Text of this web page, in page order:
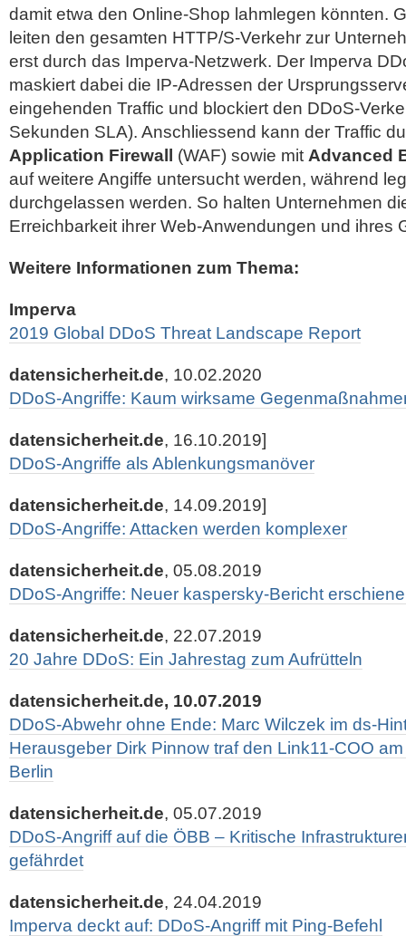
damit etwa den Online-Shop lahmlegen könnten.
leiten den gesamten HTTP/S-Verkehr zur
erst durch das Imperva-Netzwerk. Der Imperva
maskiert dabei die IP-Adressen der
eingehenden Traffic und blockiert den DDoS-
Sekunden SLA). Anschliessend kann der Traffic
Application Firewall
(WAF) sowie mit Advanced
auf weitere Angiffe untersucht werden, während
durchgelassen werden. So halten Unternehmen
Erreichbarkeit ihrer Web-Anwendungen und ihres
Weitere Informationen zum Thema:
Imperva
2019 Global DDoS Threat Landscape Report
datensicherheit.de, 10.02.2020
DDoS-Angriffe: Kaum wirksame
datensicherheit.de, 16.10.2019]
DDoS-Angriffe als Ablenkungsmanöver
datensicherheit.de, 14.09.2019]
DDoS-Angriffe: Attacken werden komplexer
datensicherheit.de, 05.08.2019
DDoS-Angriffe: Neuer kaspersky-Bericht
datensicherheit.de, 22.07.2019
20 Jahre DDoS: Ein Jahrestag zum Aufrütteln
datensicherheit.de, 10.07.2019
DDoS-Abwehr ohne Ende: Marc Wilczek im ds-
Herausgeber Dirk Pinnow traf den Link11-COO
Berlin
datensicherheit.de, 05.07.2019
DDoS-Angriff auf die ÖBB – Kritische
gefährdet
datensicherheit.de, 24.04.2019
Imperva deckt auf: DDoS-Angriff mit Ping-Befehl